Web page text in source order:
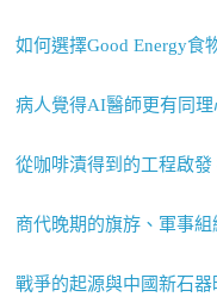
如何選擇Good Energy食
病人覺得AI醫師更有同
從咖啡漬得到的工程啟
商代晚期的旗斿、軍事組
戰爭的起源與中國新石